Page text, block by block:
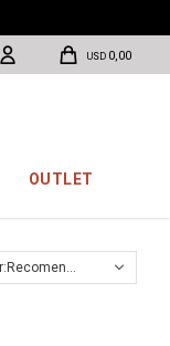
OUTLET
USD 0,00
Recomendados